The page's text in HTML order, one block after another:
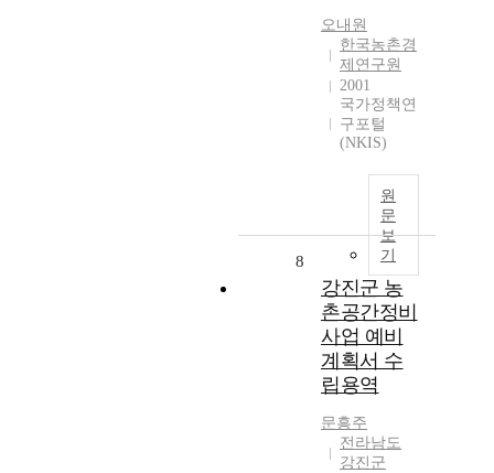
오내원
한국농촌경
제연구원
2001
국가정책연
구포털
(NKIS)
원
문
보
기
8
강진군 농
촌공간정비
사업 예비
계획서 수
립용역
문흥주
전라남도
강진군